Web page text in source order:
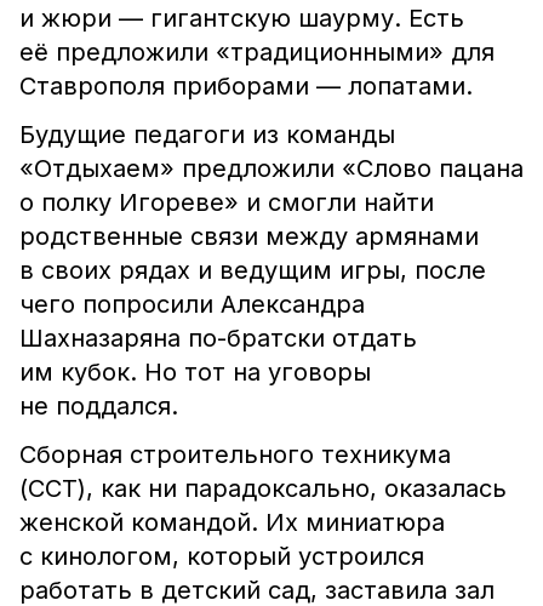
и жюри — гигантскую шаурму. Есть
её предложили «традиционными» для
Ставрополя приборами — лопатами.
Будущие педагоги из команды
«Отдыхаем» предложили «Слово пацана
о полку Игореве» и смогли найти
родственные связи между армянами
в своих рядах и ведущим игры, после
чего попросили Александра
Шахназаряна по-братски отдать
им кубок. Но тот на уговоры
не поддался.
Сборная строительного техникума
(ССТ), как ни парадоксально, оказалась
женской командой. Их миниатюра
с кинологом, который устроился
работать в детский сад, заставила зал